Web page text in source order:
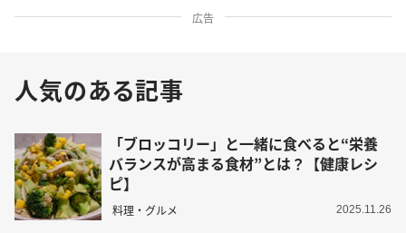
広告
人気のある記事
「ブロッコリー」と一緒に食べると“栄養
バランスが高まる食材”とは？【健康レシ
ピ】
料理・グルメ 2025.11.26